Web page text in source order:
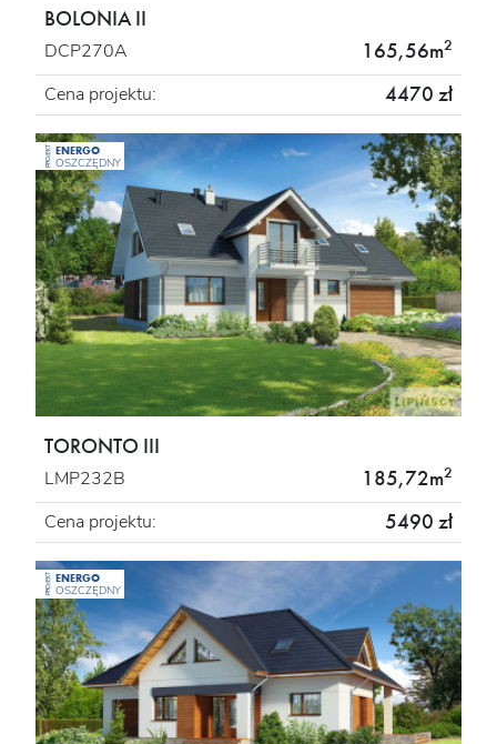
BOLONIA II
DCP270A 165,56m2
Cena projektu: 4470 zł
PROJEKT ENERGO
OSZCZĘDNY
TORONTO III
LMP232B 185,72m2
Cena projektu: 5490 zł
PROJEKT ENERGO
OSZCZĘDNY